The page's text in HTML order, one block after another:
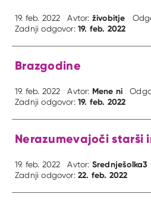
19. feb. 2022 Avtor: živobitje
Zadnji odgovor:19. feb. 2022
Brazgodine
19. feb. 2022 Avtor: Mene ni
Zadnji odgovor:19. feb. 2022
Nerazumevajoči starši
19. feb. 2022 Avtor: Srednješolka3
Zadnji odgovor:22. feb. 2022